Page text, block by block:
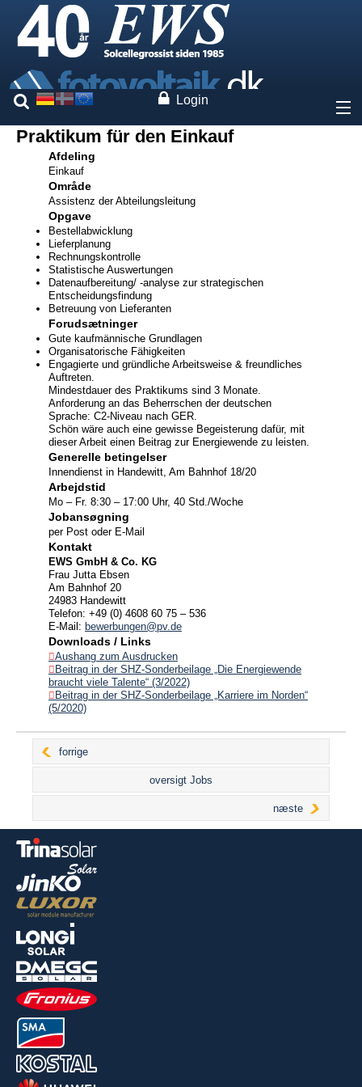
Login
Om os
Priser
Vores mærker
Ydelser
Ekspertise
Kontakt
Nyheder
Jobs/Studier
Praktikum für den Einkauf
Afdeling
Einkauf
Område
Assistenz der Abteilungsleitung
Opgave
Bestellabwicklung
Lieferplanung
Rechnungskontrolle
Statistische Auswertungen
Datenaufbereitung/ -analyse zur strategischen
Entscheidungsfindung
Betreuung von Lieferanten
Forudsætninger
Gute kaufmännische Grundlagen
Organisatorische Fähigkeiten
Engagierte und gründliche Arbeitsweise & freundliches
Auftreten.
Mindestdauer des Praktikums sind 3 Monate.
Anforderung an das Beherrschen der deutschen
Sprache: C2-Niveau nach GER.
Schön wäre auch eine gewisse Begeisterung dafür, mit
dieser Arbeit einen Beitrag zur Energiewende zu leisten.
Generelle betingelser
Innendienst in Handewitt, Am Bahnhof 18/20
Arbejdstid
Mo – Fr. 8:30 – 17:00 Uhr, 40 Std./Woche
Jobansøgning
per Post oder E-Mail
Kontakt
EWS GmbH & Co. KG
Frau Jutta Ebsen
Am Bahnhof 20
24983 Handewitt
Telefon: +49 (0) 4608 60 75 – 536
E-Mail: bewerbungen@pv.de
Downloads / Links
Aushang zum Ausdrucken
Beitrag in der SHZ-Sonderbeilage „Die Energiewende
braucht viele Talente“ (3/2022)
Beitrag in der SHZ-Sonderbeilage „Karriere im Norden“
(5/2020)
forrige
oversigt Jobs
næste